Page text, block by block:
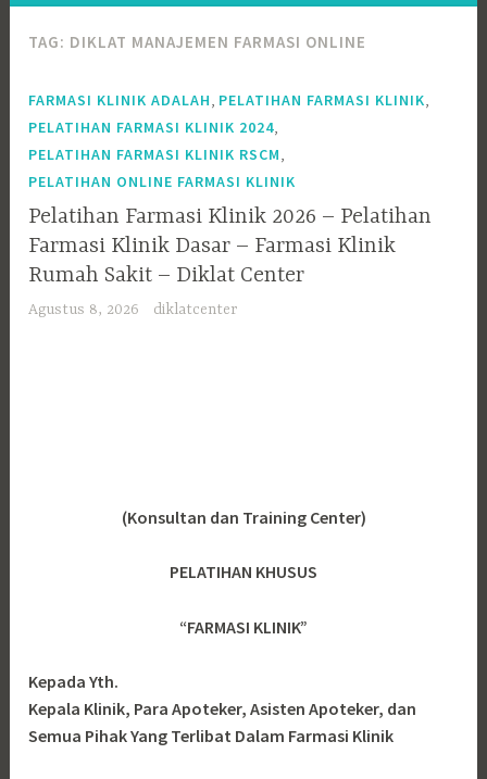
TAG: DIKLAT MANAJEMEN FARMASI ONLINE
FARMASI KLINIK ADALAH, PELATIHAN FARMASI KLINIK,
PELATIHAN FARMASI KLINIK 2024,
PELATIHAN FARMASI KLINIK RSCM,
PELATIHAN ONLINE FARMASI KLINIK
Pelatihan Farmasi Klinik 2026 – Pelatihan
Farmasi Klinik Dasar – Farmasi Klinik
Rumah Sakit – Diklat Center
Agustus 8, 2026 diklatcenter
(Konsultan dan Training Center)
PELATIHAN KHUSUS
“FARMASI KLINIK”
Kepada Yth.
Kepala Klinik, Para Apoteker, Asisten Apoteker, dan
Semua Pihak Yang Terlibat Dalam Farmasi Klinik